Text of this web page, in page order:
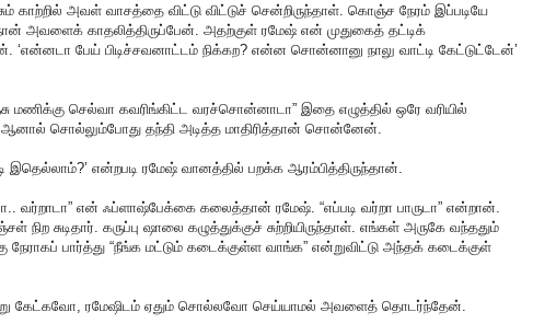
காற்றில் அவள் வாசத்தை விட்டு விட்டுச் சென்றிருந்தாள். கொஞ்ச நேரம் இப்படியே
நான் அவளைக் காதலித்திருப்பேன். அதற்குள் ரமேஷ் என் முதுகைத் தட்டிக்
‘என்னடா பேய் பிடிச்சவனாட்டம் நிக்கற? என்ன சொன்னானு நாலு வாட்டி கேட்டுட்டேன்’
மணிக்கு செல்வா கவரிங்கிட்ட வரச்சொன்னாடா” இதை எழுத்தில் ஒரே வரியில்
ஆனால் சொல்லும்போது தந்தி அடித்த மாதிரித்தான் சொன்னேன்.
இதெல்லாம்?’ என்றபடி ரமேஷ் வானத்தில் பறக்க ஆரம்பித்திருந்தான்.
வர்றாடா” என் ஃப்ளாஷ்பேக்கை கலைத்தான் ரமேஷ். “எப்படி வர்றா பாருடா” என்றான்.
சுடிதார். கருப்பு ஷாலை கழுத்துக்குச் சுற்றியிருந்தாள். எங்கள் அருகே வந்ததும்
நேராகப் பார்த்து “நீங்க மட்டும் கடைக்குள்ள வாங்க” என்றுவிட்டு அந்தக் கடைக்குள்
கேட்கவோ, ரமேஷிடம் ஏதும் சொல்லவோ செய்யாமல் அவளைத் தொடர்ந்தேன்.